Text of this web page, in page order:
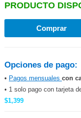
PRODUCTO
Opciones de pago:
• Pagos mensuales con
• 1 solo pago con tarjeta
$1,399